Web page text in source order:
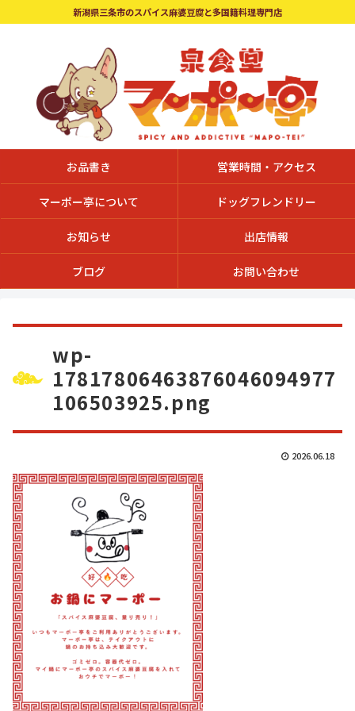
新潟県三条市のスパイス麻婆豆腐と多国籍料理専門店
お品書き 営業時間・アクセス
マーポー亭について ドッグフレンドリー
お知らせ 出店情報
ブログ お問い合わせ
wp-
17817806463876046094977
106503925.png
2026.06.18